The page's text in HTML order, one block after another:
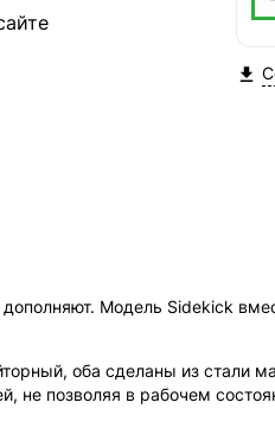
2-

Модель Sidekick
оба сделаны из стали
не позволяя в рабочем